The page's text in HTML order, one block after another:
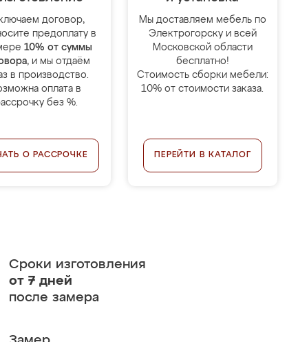
договор,
предоплату в
10% от суммы
, и мы отдаём
в производство.
оплата в
без %.
О РАССРОЧКЕ
Мы доставляем мебель по
Электрогорску и всей
Московской области
бесплатно!
Стоимость сборки мебели:
10% от стоимости заказа.
ПЕРЕЙТИ В КАТАЛОГ
Сроки изготовления
от 7 дней
после замера